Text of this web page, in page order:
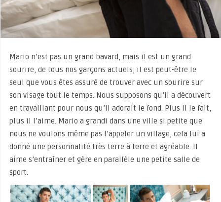
Mario n’est pas un grand bavard, mais il est un grand
sourire, de tous nos garçons actuels, il est peut-être le
seul que vous êtes assuré de trouver avec un sourire sur
son visage tout le temps. Nous supposons qu’il a découvert
en travaillant pour nous qu’il adorait le fond. Plus il le fait,
plus il l’aime. Mario a grandi dans une ville si petite que
nous ne voulons même pas l’appeler un village, cela lui a
donné une personnalité très terre à terre et agréable. Il
aime s’entraîner et gère en parallèle une petite salle de
sport.